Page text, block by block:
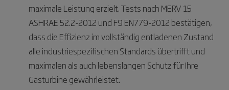
maximale Leistung erzielt. Tests nach MERV 15
ASHRAE 52.2-2012 und F9 EN779-2012 bestätigen,
dass die Effizienz im vollständig entladenen Zustand
alle industriespezifischen Standards übertrifft und
maximalen als auch lebenslangen Schutz für Ihre
Gasturbine gewährleistet.